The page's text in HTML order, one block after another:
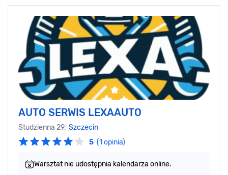
AUTO SERWIS LEXAAUTO
Studzienna 29, Szczecin
5 (1 opinia)
Warsztat nie udostępnia kalendarza online.